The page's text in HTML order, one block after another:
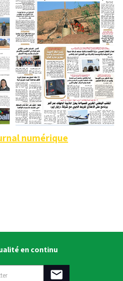
numérique
en continu